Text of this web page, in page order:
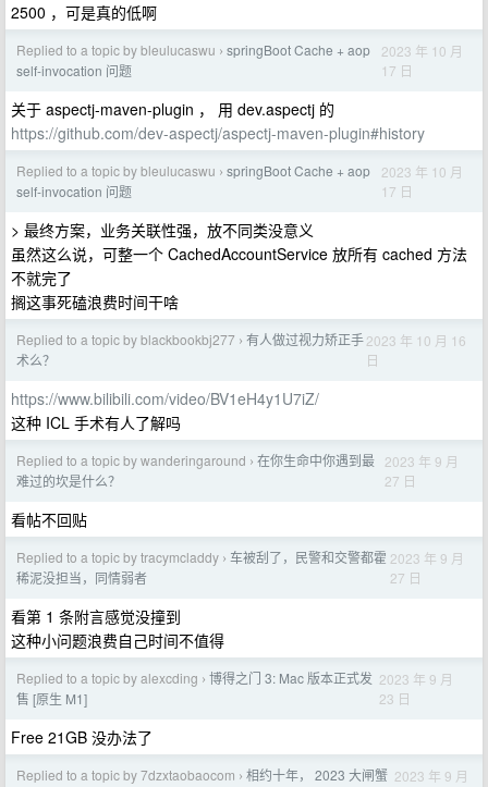
2500 ，可是真的低啊
Replied to a topic by bleulucaswu › springBoot Cache + aop
self-invocation 问题
2023 年 10 月
17 日
关于 aspectj-maven-plugin ， 用 dev.aspectj 的
https://github.com/dev-aspectj/aspectj-maven-plugin#history
Replied to a topic by bleulucaswu › springBoot Cache + aop
self-invocation 问题
2023 年 10 月
17 日
> 最终方案，业务关联性强，放不同类没意义
虽然这么说，可整一个 CachedAccountService 放所有 cached 方法
不就完了
搁这事死磕浪费时间干啥
Replied to a topic by blackbookbj277 › 有人做过视力矫正手
术么？
2023 年 10 月 16
日
https://www.bilibili.com/video/BV1eH4y1U7iZ/
这种 ICL 手术有人了解吗
Replied to a topic by wanderingaround › 在你生命中你遇到最
难过的坎是什么？
2023 年 9 月
27 日
看帖不回贴
Replied to a topic by tracymcladdy › 车被刮了，民警和交警都霍
稀泥没担当，同情弱者
2023 年 9 月
27 日
看第 1 条附言感觉没撞到
这种小问题浪费自己时间不值得
Replied to a topic by alexcding › 博得之门 3: Mac 版本正式发
售 [原生 M1]
2023 年 9 月
23 日
Free 21GB 没办法了
Replied to a topic by 7dzxtaobaocom › 相约十年， 2023 大闸蟹 2023 年 9 月